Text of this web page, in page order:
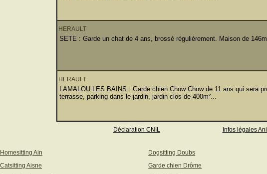
HERAULT
SETE : Garde un chat de 4 ans, brossé régulièrement. Maison de
HERAULT
LAMALOU LES BAINS : Garde chien Chow Chow de 11 ans qui sera
terrasse, parking dans le jardin, jardin clos de 400m²...
Déclaration CNIL Infos légales
Homesitting Ain Dogsitting Doubs
Catsitting Aisne
Garde chien Drôme